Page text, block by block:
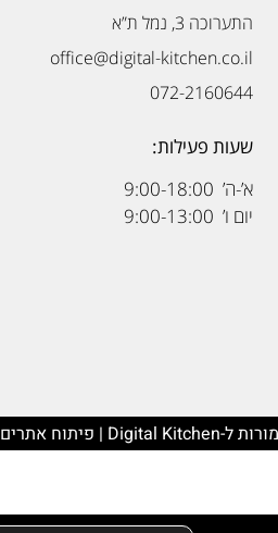
התערוכה 3, נמל ת”א
office@digital-kitchen.co.il
072-2160644
שעות פעילות:
א’-ה’ 9:00-18:00
יום ו’ 9:00-13:00
Digital Kitchen | פיתוח אתרים